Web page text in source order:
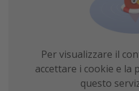
Per visualizzare il
accettare i cookie e la
questo